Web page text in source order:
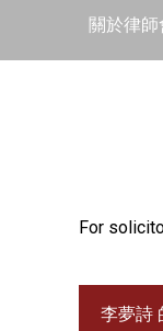
關於律師
For
李夢詩